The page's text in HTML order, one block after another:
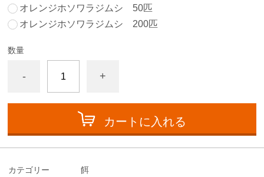
オレンジホソワラジムシ 50匹
オレンジホソワラジムシ 200匹
数量
- +
カートに入れる
カテゴリー 餌